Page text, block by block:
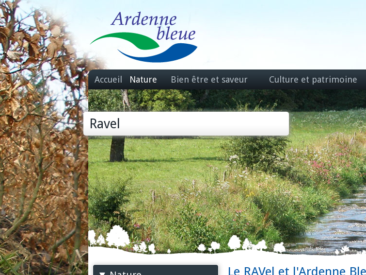
Accueil Nature Bien être et saveur Culture et patrimoine
Ravel
Le RAVel et l'Ardenne